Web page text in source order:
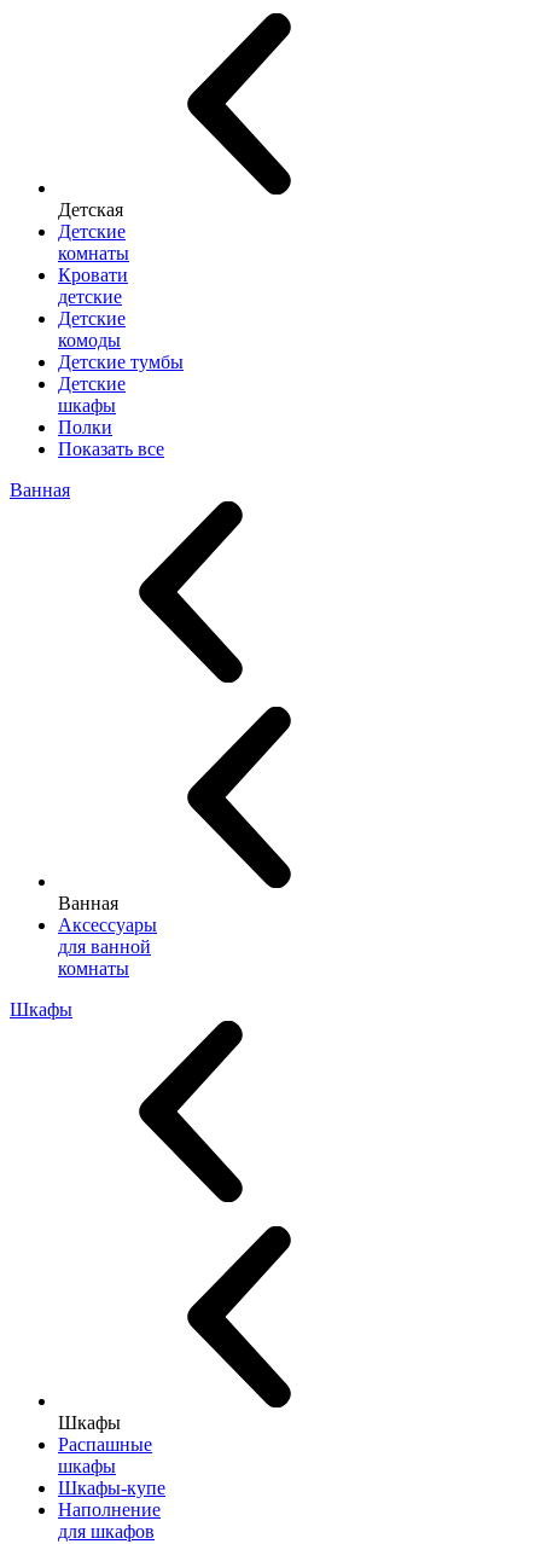
Детская
Детские
комнаты
Кровати
детские
Детские
комоды
Детские тумбы
Детские
шкафы
Полки
Показать все
Ванная
Ванная
Аксессуары
для ванной
комнаты
Шкафы
Шкафы
Распашные
шкафы
Шкафы-купе
Наполнение
для шкафов